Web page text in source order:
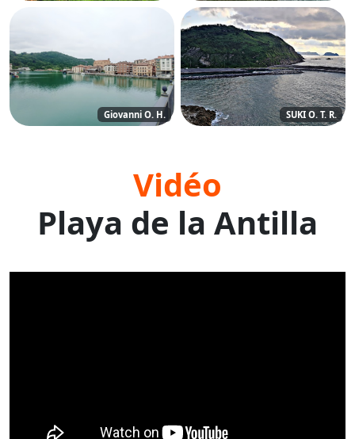
Giovanni O. H. SUKI O. T. R.
Vidéo
Playa de la Antilla